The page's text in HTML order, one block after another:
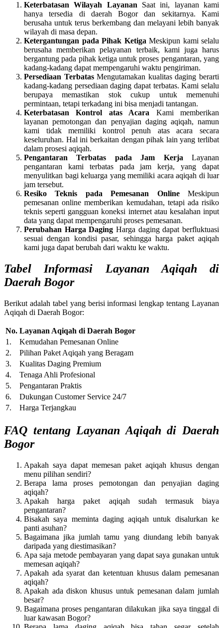
Keterbatasan Wilayah Layanan Saat ini, layanan kami
hanya tersedia di daerah Bogor dan sekitarnya. Kami
berusaha untuk terus berkembang dan melayani lebih banyak
wilayah di masa depan.
Ketergantungan pada Pihak Ketiga Meskipun kami selalu
berusaha memberikan pelayanan terbaik, kami juga harus
bergantung pada pihak ketiga untuk proses pengantaran, yang
kadang-kadang dapat mempengaruhi waktu pengiriman.
Persediaan TerbatasMengutamakan kualitas daging berarti
kadang-kadang persediaan daging dapat terbatas. Kami selalu
berupaya memastikan stok cukup untuk memenuhi
permintaan, tetapi terkadang ini bisa menjadi tantangan.
Keterbatasan Kontrol atas Acara Kami memberikan
layanan pemotongan dan penyajian daging aqiqah, namun
kami tidak memiliki kontrol penuh atas acara secara
keseluruhan. Hal ini berkaitan dengan pihak lain yang terlibat
dalam prosesi aqiqah.
Pengantaran Terbatas pada Jam Kerja Layanan
pengantaran kami terbatas pada jam kerja, yang dapat
menyulitkan bagi keluarga yang memiliki acara aqiqah di luar
jam tersebut.
Resiko Teknis pada Pemesanan OnlineMeskipun
pemesanan online memberikan kemudahan, tetapi ada risiko
teknis seperti gangguan koneksi internet atau kesalahan input
data yang dapat mempengaruhi proses pemesanan.
Perubahan Harga Daging Harga daging dapat berfluktuasi
sesuai dengan kondisi pasar, sehingga harga paket aqiqah
kami juga dapat berubah dari waktu ke waktu.
Tabel Informasi Layanan Aqiqah di
Daerah Bogor
Berikut adalah tabel yang berisi informasi lengkap tentang Layanan
Aqiqah di Daerah Bogor:
No. Layanan Aqiqah di Daerah Bogor
1.
Kemudahan Pemesanan Online
2.
Pilihan Paket Aqiqah yang Beragam
3.
Kualitas Daging Premium
4.
Tenaga Ahli Profesional
5.
Pengantaran Praktis
6.
Dukungan Customer Service 24/7
7.
Harga Terjangkau
FAQ tentang Layanan Aqiqah di Daerah
Bogor
Apakah saya dapat memesan paket aqiqah khusus dengan
menu pilihan sendiri?
Berapa lama proses pemotongan dan penyajian daging
aqiqah?
Apakah harga paket aqiqah sudah termasuk biaya
pengantaran?
Bisakah saya meminta daging aqiqah untuk disalurkan ke
panti asuhan?
Bagaimana jika jumlah tamu yang diundang lebih banyak
daripada yang diestimasikan?
Apa saja metode pembayaran yang dapat saya gunakan untuk
memesan aqiqah?
Apakah ada syarat dan ketentuan khusus dalam pemesanan
aqiqah?
Apakah ada diskon khusus untuk pemesanan dalam jumlah
besar?
Bagaimana proses pengantaran dilakukan jika saya tinggal di
luar kawasan Bogor?